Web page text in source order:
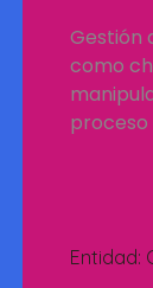
Gestión
como
proceso
Entidad: